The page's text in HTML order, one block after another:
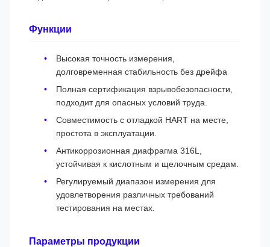
Функции
Высокая точность измерения,
долговременная стабильность без дрейфа
Полная сертификация взрывобезопасности,
подходит для опасных условий труда.
Совместимость с отладкой HART на месте,
простота в эксплуатации.
Антикоррозионная диафрагма 316L,
устойчивая к кислотным и щелочным средам.
Регулируемый диапазон измерения для
удовлетворения различных требований
тестирования на местах.
Параметры продукции